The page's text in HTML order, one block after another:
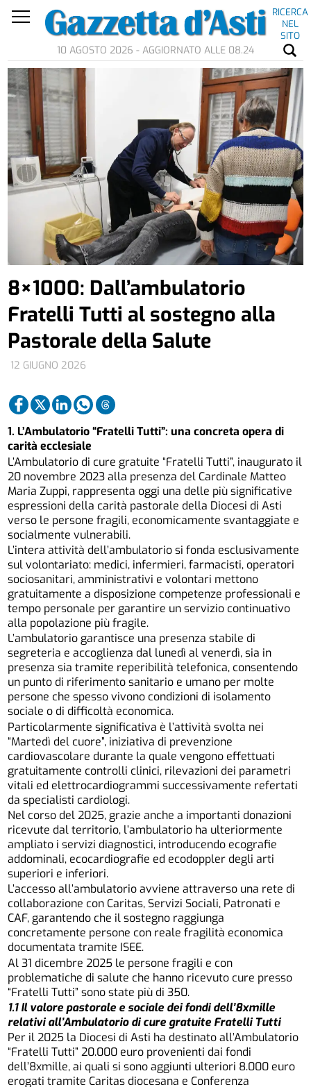
RICERCA
NEL
SITO
10 AGOSTO 2026 - AGGIORNATO ALLE 08.24
12 GIUGNO 2026
8×1000: Dall’ambulatorio
Fratelli Tutti al sostegno alla
Pastorale della Salute
1. L’Ambulatorio “Fratelli Tutti”: una concreta opera di
carità ecclesiale
L’Ambulatorio di cure gratuite “Fratelli Tutti”, inaugurato il
20 novembre 2023 alla presenza del Cardinale Matteo
Maria Zuppi, rappresenta oggi una delle più significative
espressioni della carità pastorale della Diocesi di Asti
verso le persone fragili, economicamente svantaggiate e
socialmente vulnerabili.
L’intera attività dell’ambulatorio si fonda esclusivamente
sul volontariato: medici, infermieri, farmacisti, operatori
sociosanitari, amministrativi e volontari mettono
gratuitamente a disposizione competenze professionali e
tempo personale per garantire un servizio continuativo
alla popolazione più fragile.
L’ambulatorio garantisce una presenza stabile di
segreteria e accoglienza dal lunedì al venerdì, sia in
presenza sia tramite reperibilità telefonica, consentendo
un punto di riferimento sanitario e umano per molte
persone che spesso vivono condizioni di isolamento
sociale o di difficoltà economica.
Particolarmente significativa è l’attività svolta nei
“Martedì del cuore”, iniziativa di prevenzione
cardiovascolare durante la quale vengono effettuati
gratuitamente controlli clinici, rilevazioni dei parametri
vitali ed elettrocardiogrammi successivamente refertati
da specialisti cardiologi.
Nel corso del 2025, grazie anche a importanti donazioni
ricevute dal territorio, l’ambulatorio ha ulteriormente
ampliato i servizi diagnostici, introducendo ecografie
addominali, ecocardiografie ed ecodoppler degli arti
superiori e inferiori.
L’accesso all’ambulatorio avviene attraverso una rete di
collaborazione con Caritas, Servizi Sociali, Patronati e
CAF, garantendo che il sostegno raggiunga
concretamente persone con reale fragilità economica
documentata tramite ISEE.
Al 31 dicembre 2025 le persone fragili e con
problematiche di salute che hanno ricevuto cure presso
“Fratelli Tutti” sono state più di 350.
1.1 Il valore pastorale e sociale dei fondi dell’8xmille
relativi all’Ambulatorio di cure gratuite Fratelli Tutti
Per il 2025 la Diocesi di Asti ha destinato all’Ambulatorio
“Fratelli Tutti” 20.000 euro provenienti dai fondi
dell’8xmille, ai quali si sono aggiunti ulteriori 8.000 euro
erogati tramite Caritas diocesana e Conferenza